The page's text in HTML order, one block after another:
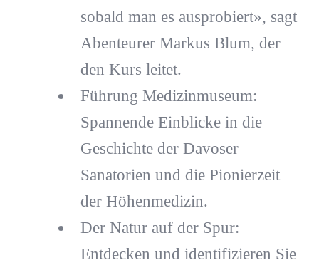
sobald man es ausprobiert», sagt
Abenteurer Markus Blum, der
den Kurs leitet.
Führung Medizinmuseum:
Spannende Einblicke in die
Geschichte der Davoser
Sanatorien und die Pionierzeit
der Höhenmedizin.
Der Natur auf der Spur:
Entdecken und identifizieren Sie